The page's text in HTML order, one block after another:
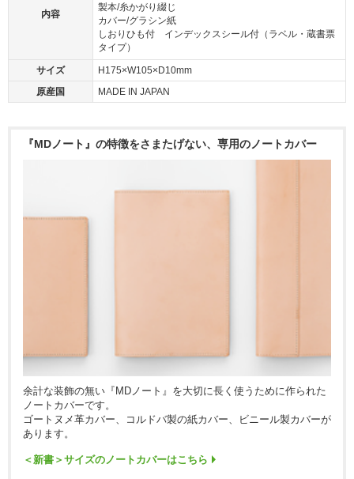
内容
製本/糸かがり綴じ
カバー/グラシン紙
しおりひも付 インデックスシール付（ラベル・蔵書票
タイプ）
サイズ
H175×W105×D10mm
原産国
MADE IN JAPAN
『MDノート』の特徴をさまたげない、専用のノートカバー
余計な装飾の無い『MDノート』を大切に長く使うために作られた
ノートカバーです。
ゴートヌメ革カバー、コルドバ製の紙カバー、ビニール製カバーが
あります。
＜新書＞サイズのノートカバーはこちら